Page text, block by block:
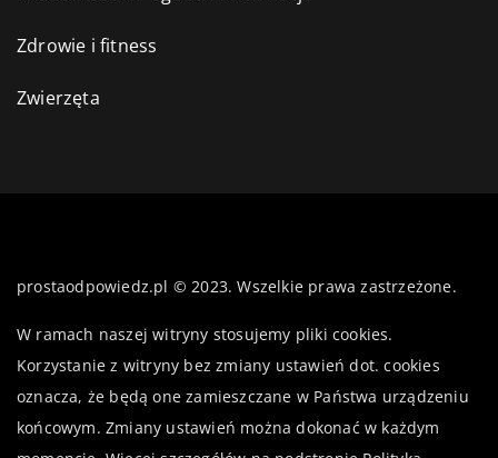
Zdrowie i fitness
Zwierzęta
prostaodpowiedz.pl © 2023. Wszelkie prawa zastrzeżone.
W ramach naszej witryny stosujemy pliki cookies.
Korzystanie z witryny bez zmiany ustawień dot. cookies
oznacza, że będą one zamieszczane w Państwa urządzeniu
końcowym. Zmiany ustawień można dokonać w każdym